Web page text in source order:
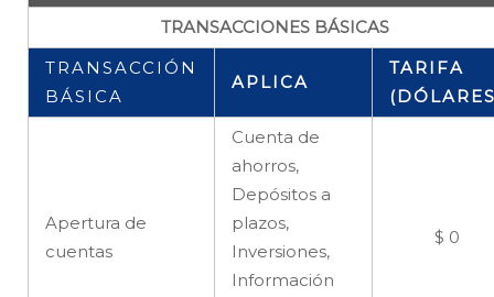
TRANSACCIONES BÁSICAS
TRANSACCIÓN
BÁSICA
APLICA
TARIFA
Apertura de
cuentas
Cuenta de
ahorros,
Depósitos a
plazos,
Inversiones,
Información
$ 0